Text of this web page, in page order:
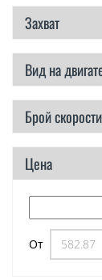
Захват
Вид на
Брой скорости
Цена
От